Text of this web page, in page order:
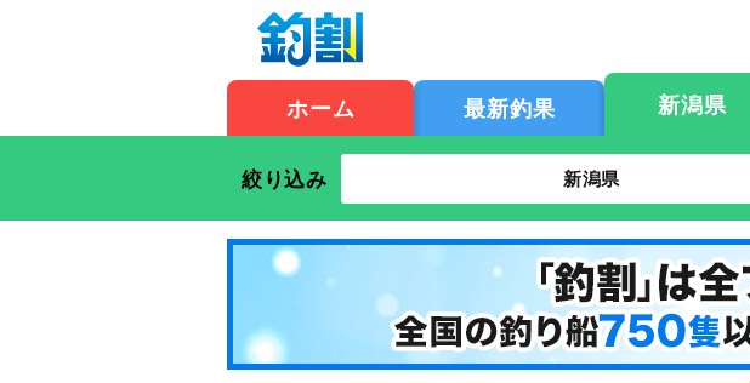
ホーム 最新釣果 新潟県
絞り込み 新潟県